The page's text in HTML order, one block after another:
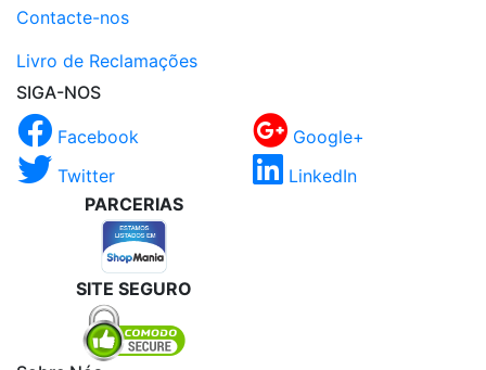
Contacte-nos
Livro de Reclamações
SIGA-NOS
Facebook
Google+
Twitter
LinkedIn
PARCERIAS
SITE SEGURO